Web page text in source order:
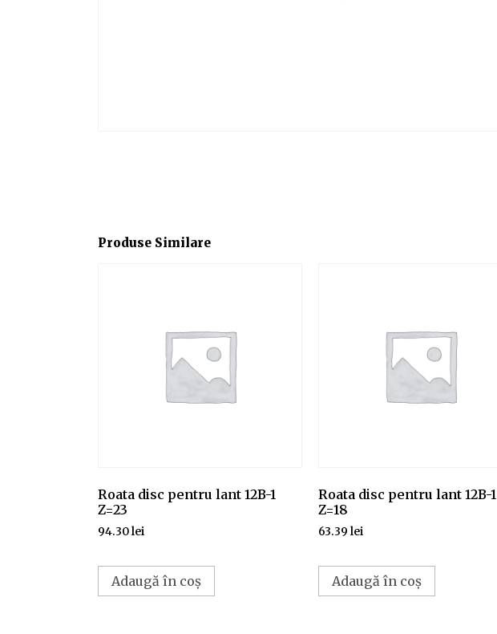
Produse Similare
Roata disc pentru lant 12B-1
Z=23
94.30lei
Adaugă în coș
Roata disc pentru lant 12B-1
Z=18
63.39 lei
Adaugă în coș